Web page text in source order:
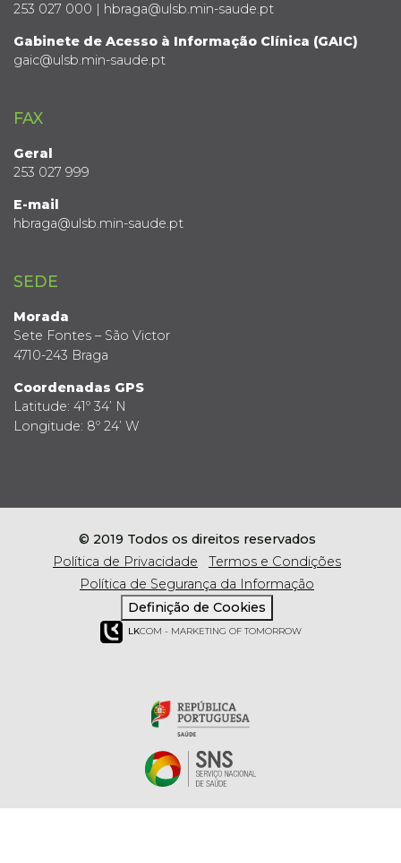
253 027 000 | hbraga@ulsb.min-saude.pt
Gabinete de Acesso à Informação Clínica (GAIC)
gaic@ulsb.min-saude.pt
FAX
Geral
253 027 999
E-mail
hbraga@ulsb.min-saude.pt
SEDE
Morada
Sete Fontes – São Victor
4710-243 Braga
Coordenadas GPS
Latitude: 41º 34’ N
Longitude: 8º 24’ W
© 2019 Todos os direitos reservados
Política de Privacidade
Termos e Condições
Política de Segurança da Informação
Definição de Cookies
LKCOM - MARKETING OF TOMORROW